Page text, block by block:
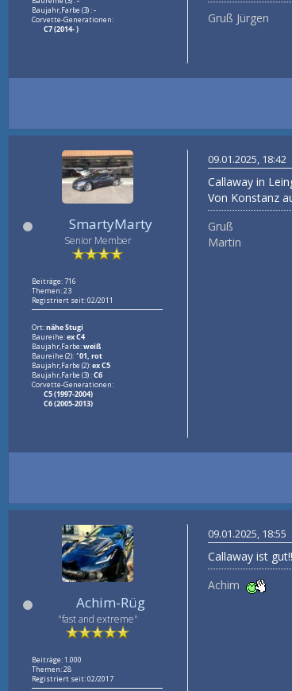
Baujahr,Farbe (3) :-
Corvette-Generationen:
C7 (2014- )
Gruß Jürgen
SmartyMarty
Senior Member
Beiträge: 716
Themen: 23
Registriert seit: 02/2011
Ort:nähe Stugi
Baureihe:ex C4
Baujahr,Farbe:weiß
Baureihe (2): ´01, rot
Baujahr,Farbe (2):ex C5
Baujahr,Farbe (3) :C6
Corvette-Generationen:
C5 (1997-2004)
C6 (2005-2013)
09.01.2025, 18:42
Callaway in
Von Konstanz
Gruß
Martin
Achim-Rüg
"fast and extreme"
Beiträge: 1.000
Themen: 28
Registriert seit: 02/2017
09.01.2025, 18:55
Callaway ist
Achim